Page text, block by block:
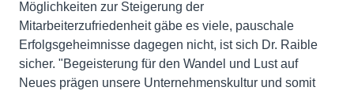
Möglichkeiten zur Steigerung der
Mitarbeiterzufriedenheit gäbe es viele, pauschale
Erfolgsgeheimnisse dagegen nicht, ist sich Dr. Raible
sicher. "Begeisterung für den Wandel und Lust auf
Neues prägen unsere Unternehmenskultur und somit